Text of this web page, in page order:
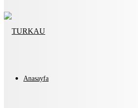
Anasayfa